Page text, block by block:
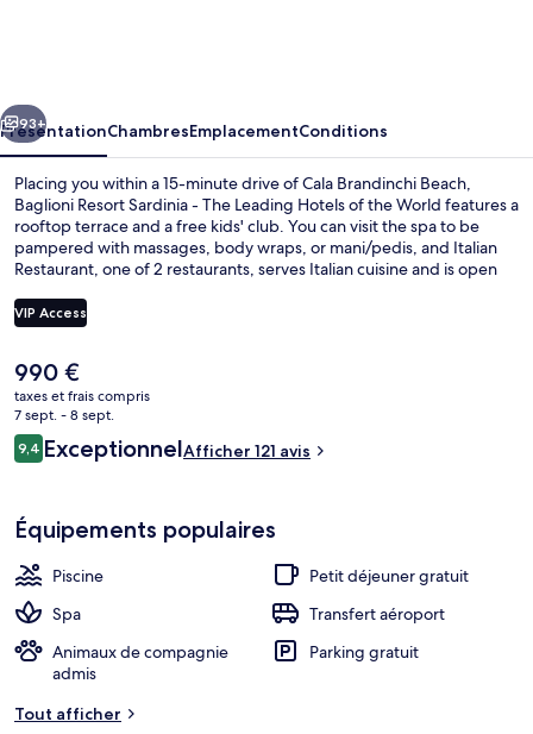
The
Leading
Hotels
of
the
World
Suivant
93+
PrésentationChambresEmplacementConditions
Placing you within a 15-minute drive of Cala Brandinchi Beach,
Baglioni Resort Sardinia - The Leading Hotels of the World features a
rooftop terrace and a free kids' club. You can visit the spa to be
pampered with massages, body wraps, or mani/pedis, and Italian
Restaurant, one of 2 restaurants, serves Italian cuisine and is open
hotel include an outdoor pool, a poolside bar, and a health club.
Fellow travelers love the helpful staff.
VIP Access
Le
prix
actuel
est
de
990 €
taxes et frais compris
7 sept. - 8 sept.
Avis
voyageurs
9,49,4 sur 10
ExceptionnelAfficher 121 avis
Équipements populaires
Piscine
Petit déjeuner gratuit
Spa
Transfert aéroport
Animaux de compagnie
admis
Parking gratuit
Tout afficher